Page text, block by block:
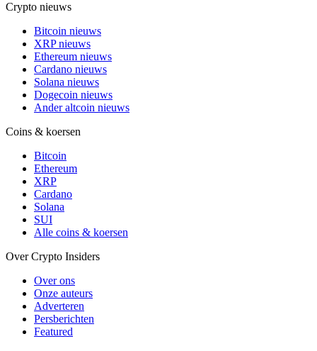
Crypto nieuws
Bitcoin nieuws
XRP nieuws
Ethereum nieuws
Cardano nieuws
Solana nieuws
Dogecoin nieuws
Ander altcoin nieuws
Coins & koersen
Bitcoin
Ethereum
XRP
Cardano
Solana
SUI
Alle coins & koersen
Over Crypto Insiders
Over ons
Onze auteurs
Adverteren
Persberichten
Featured